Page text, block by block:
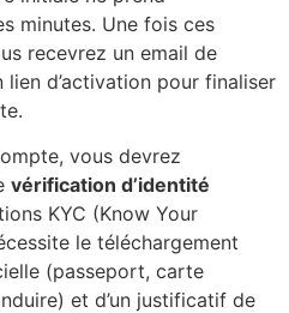
minutes. Une fois ces
recevrez un email de
d’activation pour finaliser
vous devrez
vérification d’identité
KYC (Know Your
le téléchargement
(passeport, carte
et d’un justificatif de